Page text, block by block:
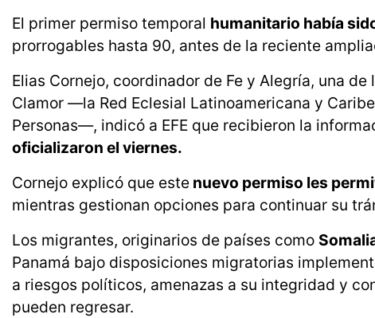
El primer permiso temporal humanitario había
prorrogables hasta 90, antes de la reciente
Elias Cornejo, coordinador de Fe y Alegría, una
Clamor —la Red Eclesial Latinoamericana y
Personas—, indicó a EFE que recibieron la
oficializaron el viernes.
Cornejo explicó que este nuevo permiso les
mientras gestionan opciones para continuar su
Los migrantes, originarios de países como
Panamá bajo disposiciones migratorias
a riesgos políticos, amenazas a su integridad y
pueden regresar.